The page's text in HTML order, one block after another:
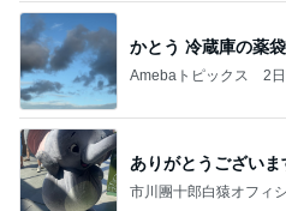
かとう 冷蔵庫の薬
Amebaトピックス 2
ありがとうございま
市川團十郎白猿オフィ